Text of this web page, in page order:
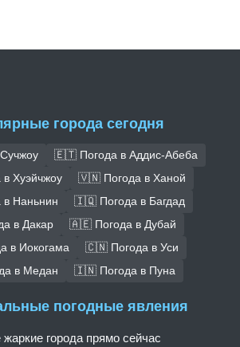
города сегодня
🇪🇹 Погода в Аддис-Абеба
Хуэйчжоу
🇻🇳 Погода в Ханой
Наньнин
🇮🇶 Погода в Багдад
в Дакар
🇦🇪 Погода в Дубай
в Иокогама
🇨🇳 Погода в Уси
в Медан
🇮🇳 Погода в Пуна
погодные явления
города прямо сейчас